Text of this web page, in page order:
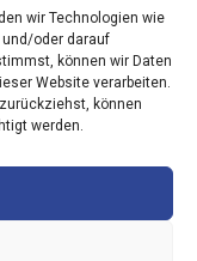
wir Technologien wie
oder darauf
können wir Daten
Website verarbeiten.
können
werden.